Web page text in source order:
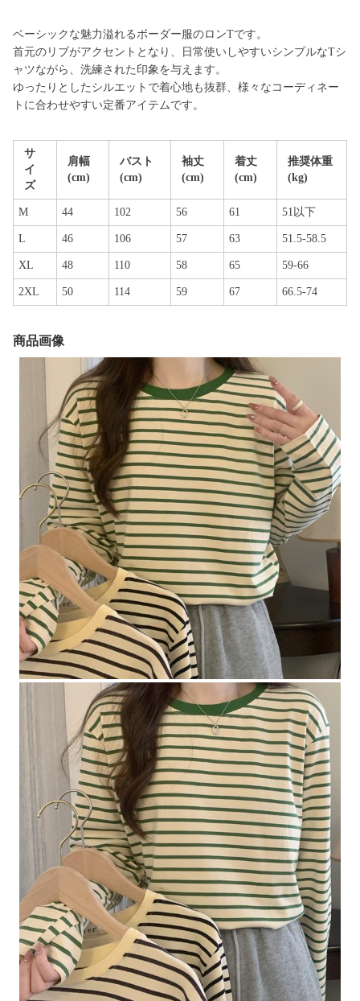
ベーシックな魅力溢れるボーダー服のロンTです。
首元のリブがアクセントとなり、日常使いしやすいシンプルなTシ
ャツながら、洗練された印象を与えます。
ゆったりとしたシルエットで着心地も抜群、様々なコーディネー
トに合わせやすい定番アイテムです。
サ
イ
ズ
肩幅
(cm)
バスト
(cm)
袖丈
(cm)
着丈
(cm)
推奨体重
(kg)
M 44 102 56 61 51以下
L 46 106 57 63 51.5-58.5
XL 48 110 58 65 59-66
2XL 50 114 59 67 66.5-74
商品画像